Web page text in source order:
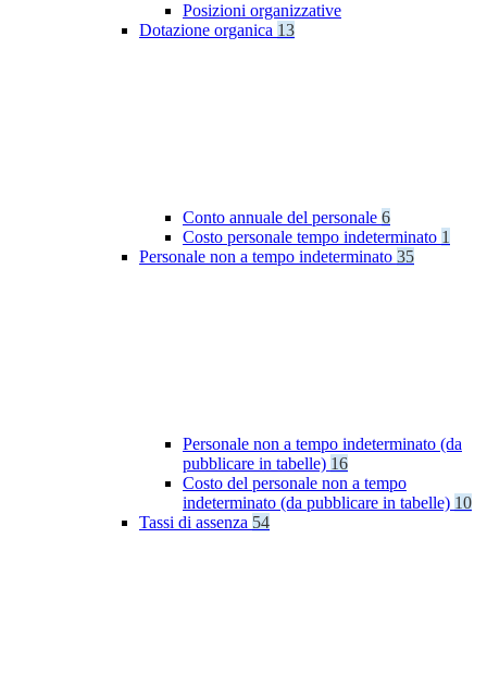
Posizioni organizzative
Dotazione organica 13
Conto annuale del personale 6
Costo personale tempo indeterminato 1
Personale non a tempo indeterminato 35
Personale non a tempo indeterminato (da
pubblicare in tabelle) 16
Costo del personale non a tempo
indeterminato (da pubblicare in tabelle) 10
Tassi di assenza 54